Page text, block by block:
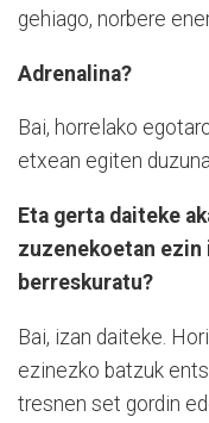
gehiago, norbere
Adrenalina?
Bai, horrelako
etxean egiten
Eta gerta daiteke
zuzenekoetan ezin
berreskuratu?
Bai, izan daiteke.
ezinezko batzuk
tresnen set gordin